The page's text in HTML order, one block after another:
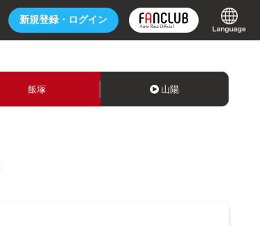
新規登録・ ログイン
飯塚 山陽